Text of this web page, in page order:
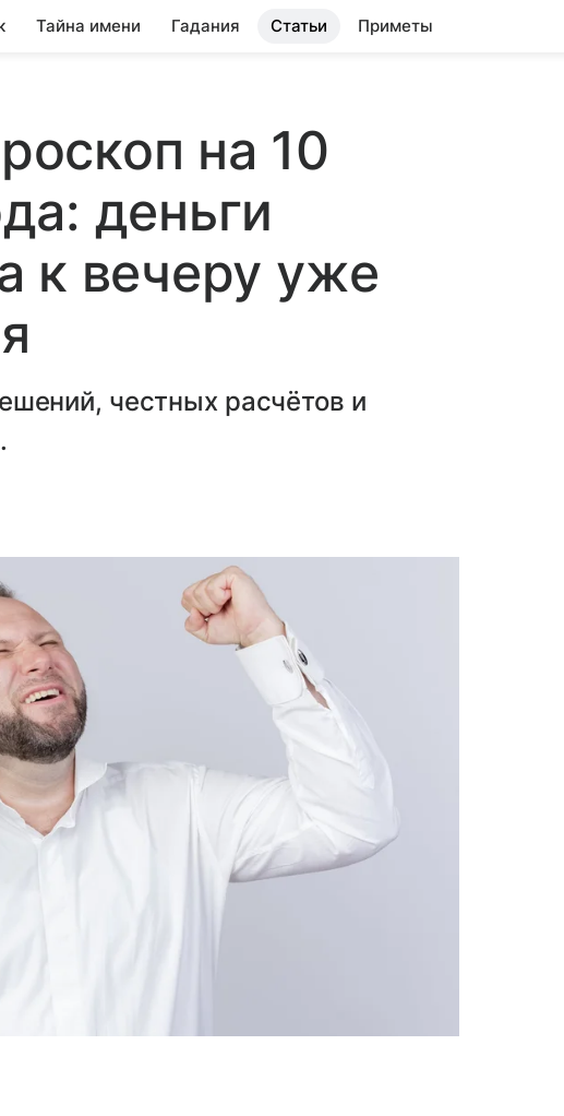
Тайна имени Гадания Статьи Приметы
на 10
деньги
к вечеру уже
честных расчётов и